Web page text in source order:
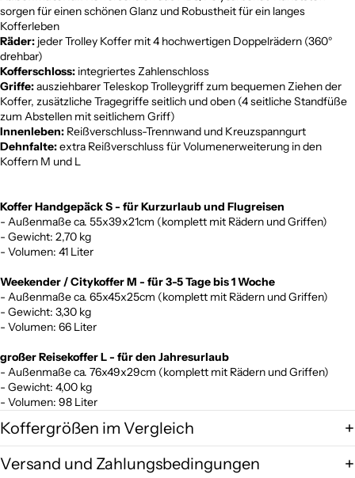
sorgen für einen schönen Glanz und Robustheit für ein langes
Kofferleben
Räder: jeder Trolley Koffer mit 4 hochwertigen Doppelrädern (360°
drehbar)
Kofferschloss: integriertes Zahlenschloss
Griffe:ausziehbarer Teleskop Trolleygriff zum bequemen Ziehen der
Koffer, zusätzliche Tragegriffe seitlich und oben (4 seitliche Standfüße
zum Abstellen mit seitlichem Griff)
Innenleben: Reißverschluss-Trennwand und Kreuzspanngurt
Dehnfalte:extra Reißverschluss für Volumenerweiterung in den
Koffern M und L
Koffer Handgepäck S - für Kurzurlaub und Flugreisen
- Außenmaße ca. 55x39x21cm (komplett mit Rädern und Griffen)
- Gewicht: 2,70 kg
- Volumen: 41 Liter
Weekender / Citykoffer M - für 3-5 Tage bis 1 Woche
- Außenmaße ca. 65x45x25cm (komplett mit Rädern und Griffen)
- Gewicht: 3,30 kg
- Volumen: 66 Liter
großer Reisekoffer L - für den Jahresurlaub
- Außenmaße ca. 76x49x29cm (komplett mit Rädern und Griffen)
- Gewicht: 4,00 kg
- Volumen: 98 Liter
Koffergrößen im Vergleich
Versand und Zahlungsbedingungen